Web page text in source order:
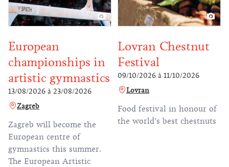
European
championships in
artistic gymnastics
13/08/2026 à 23/08/2026
Zagreb
Zagreb will become the
European centre of
gymnastics this summer.
The European Artistic
Lovran Chestnut
Festival
09/10/2026 à 11/10/2026
Lovran
Food festival in honour of
the world’s best chestnuts